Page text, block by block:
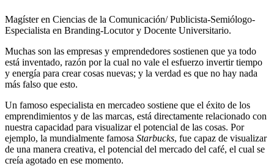
Magíster en Ciencias de la Comunicación/ Publicista-Semiólogo-
Especialista en Branding-Locutor y Docente Universitario.
Muchas son las empresas y emprendedores sostienen que ya todo
está inventado, razón por la cual no vale el esfuerzo invertir tiempo
y energía para crear cosas nuevas; y la verdad es que no hay nada
más falso que esto.
Un famoso especialista en mercadeo sostiene que el éxito de los
emprendimientos y de las marcas, está directamente relacionado con
nuestra capacidad para visualizar el potencial de las cosas. Por
ejemplo, la mundialmente famosa Starbucks, fue capaz de visualizar
de una manera creativa, el potencial del mercado del café, el cual se
creía agotado en ese momento.